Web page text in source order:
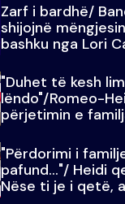
Zarf i bardhë/
shijojnë
bashku nga Lori
"Duhet të kesh
lëndo"/Romeo-
përjetimin e
"Përdorimi i
pafund…"/ Heidi
Nëse ti je i qetë,